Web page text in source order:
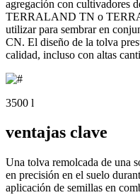
agregación con cultivadores
TERRALAND TN o
utilizar para sembrar en
CN. El diseño de la tolva
calidad, incluso con altas
3500 l
ventajas clave
Una tolva remolcada de una
en precisión en el suelo
aplicación de semillas en